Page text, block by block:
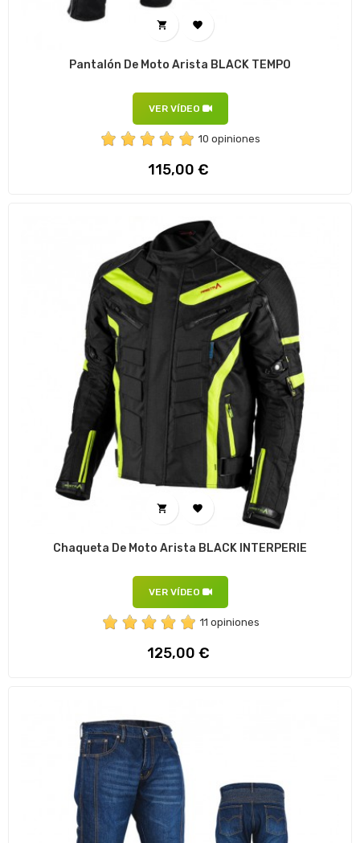
 
Pantalón De Moto Arista BLACK TEMPO
VER VÍDEO
10 opiniones
Precio
115,00 €
 
Chaqueta De Moto Arista BLACK INTERPERIE
VER VÍDEO
11 opiniones
Precio
125,00 €